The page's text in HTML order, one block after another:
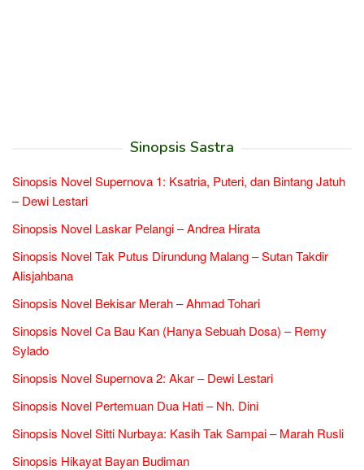
Sinopsis Sastra
Sinopsis Novel Supernova 1: Ksatria, Puteri, dan Bintang Jatuh
– Dewi Lestari
Sinopsis Novel Laskar Pelangi – Andrea Hirata
Sinopsis Novel Tak Putus Dirundung Malang – Sutan Takdir
Alisjahbana
Sinopsis Novel Bekisar Merah – Ahmad Tohari
Sinopsis Novel Ca Bau Kan (Hanya Sebuah Dosa) – Remy
Sylado
Sinopsis Novel Supernova 2: Akar – Dewi Lestari
Sinopsis Novel Pertemuan Dua Hati – Nh. Dini
Sinopsis Novel Sitti Nurbaya: Kasih Tak Sampai – Marah Rusli
Sinopsis Hikayat Bayan Budiman